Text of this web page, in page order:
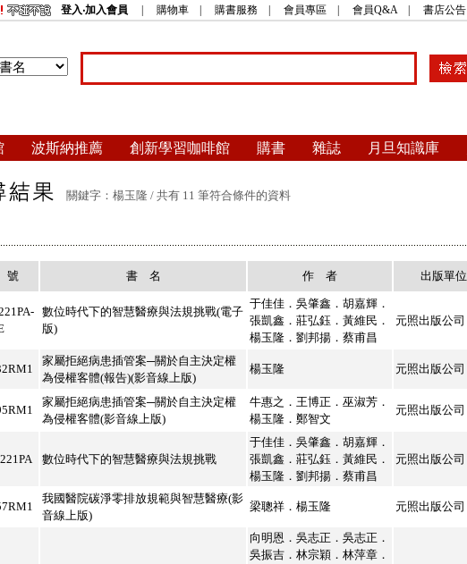
登入‧加入會員 購物車 購書服務 會員專區 會員Q&A| 書店公告
波斯納推薦 創新學習咖啡館 購書 雜誌 月旦知識庫
關鍵字：楊玉隆 / 共有 11 筆符合條件的資料
號 書 名 作 者 出版單位
數位時代下的智慧醫療與法規挑戰(電子
版)
于佳佳．吳肇鑫．胡嘉輝．
張凱鑫．莊弘鈺．黃維民．
楊玉隆．劉邦揚．蔡甫昌
元照出版公司
家屬拒絕病患插管案─關於自主決定權
為侵權客體(報告)(影音線上版)
楊玉隆 元照出版公司
家屬拒絕病患插管案─關於自主決定權
為侵權客體(影音線上版)
牛惠之．王博正．巫淑芳．
楊玉隆．鄭智文
元照出版公司
數位時代下的智慧醫療與法規挑戰
于佳佳．吳肇鑫．胡嘉輝．
張凱鑫．莊弘鈺．黃維民．
楊玉隆．劉邦揚．蔡甫昌
元照出版公司
我國醫院碳淨零排放規範與智慧醫療(影
音線上版)
梁聰祥．楊玉隆 元照出版公司
向明恩．吳志正．吳志正．
吳振吉．林宗穎．林萍章．